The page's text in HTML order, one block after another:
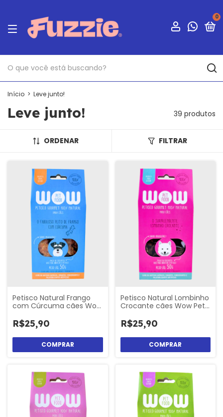
0
Início > Leve junto!
Leve junto! 39 produtos
ORDENAR FILTRAR
Petisco Natural Frango
com Cúrcuma cães Wow
R$25,90
Petisco Natural Lombinho
Crocante cães Wow Pet
R$25,90